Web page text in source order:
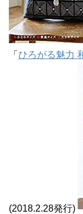
「 ひろがる魅力
(2018.2.28発行)